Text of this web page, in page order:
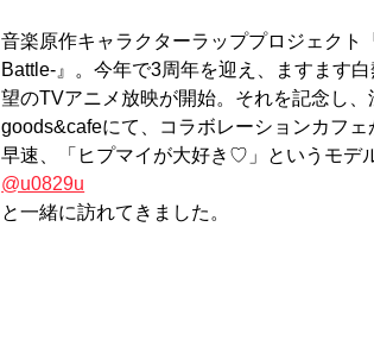
音楽原作キャラクターラッププロジェク
Battle-』。今年で3周年を迎え、ますます
望のTVアニメ放映が開始。それを記念し
goods&cafeにて、コラボレーションカフェ
早速、「ヒプマイが大好き♡」というモデ
@u0829u
と一緒に訪れてきました。